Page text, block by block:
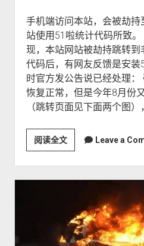
手机端访问本站，会被劫
站使用51啦统计代码所致
现，本站网站被劫持跳转
代码后，有网友反馈是安装
时官方发公告说已经处理
恢复正常，但是今年8月份
（跳转页面见下面两个图）
阅读全文知
名
网
站
工
具
Leave a